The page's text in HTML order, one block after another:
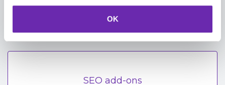
OK
Web3
SEO add-ons